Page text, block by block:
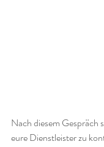
Nach diesem Gespräch
eure Dienstleister zu